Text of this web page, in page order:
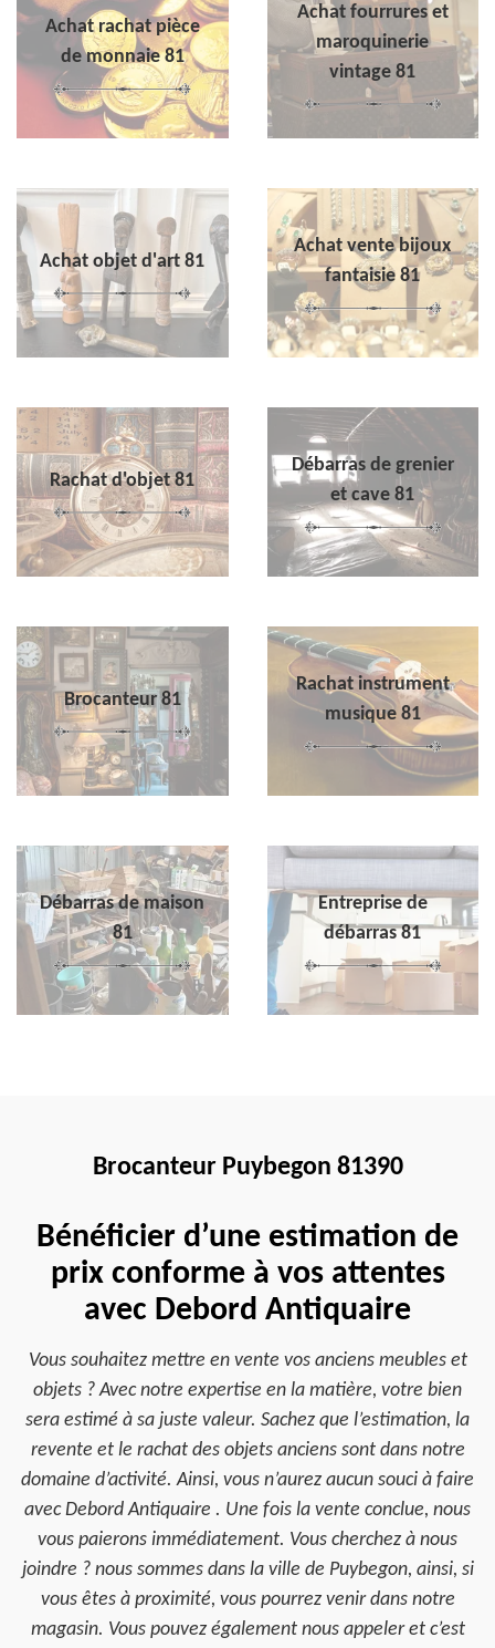
Achat rachat pièce
de monnaie 81
Achat fourrures et
maroquinerie
vintage 81
Achat objet d'art 81
Achat vente bijoux
fantaisie 81
Rachat d'objet 81
Débarras de grenier
et cave 81
Brocanteur 81
Rachat instrument
musique 81
Débarras de maison
81
Entreprise de
débarras 81
Brocanteur Puybegon 81390
Bénéficier d’une estimation de
prix conforme à vos attentes
avec Debord Antiquaire
Vous souhaitez mettre en vente vos anciens meubles et
objets ? Avec notre expertise en la matière, votre bien
sera estimé à sa juste valeur. Sachez que l’estimation, la
revente et le rachat des objets anciens sont dans notre
domaine d’activité. Ainsi, vous n’aurez aucun souci à faire
avec Debord Antiquaire . Une fois la vente conclue, nous
vous paierons immédiatement. Vous cherchez à nous
joindre ? nous sommes dans la ville de Puybegon, ainsi, si
vous êtes à proximité, vous pourrez venir dans notre
magasin. Vous pouvez également nous appeler et c’est